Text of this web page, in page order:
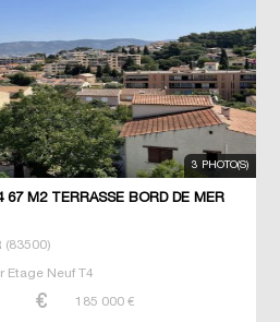
3 PHOTO(S)
67 M2 TERRASSE BORD DE MER
(83500)
Etage Neuf T4
185 000 €